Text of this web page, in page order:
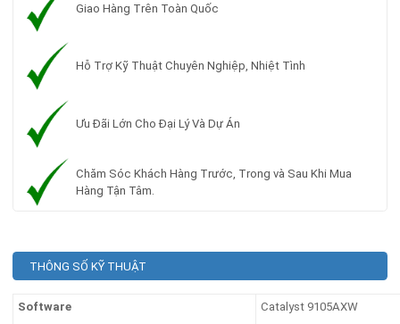
Giao Hàng Trên Toàn Quốc
Hỗ Trợ Kỹ Thuật Chuyên Nghiệp, Nhiệt Tình
Ưu Đãi Lớn Cho Đại Lý Và Dự Án
Chăm Sóc Khách Hàng Trước, Trong và Sau Khi Mua
Hàng Tận Tâm.
THÔNG SỐ KỸ THUẬT
Software
Catalyst 9105AXW